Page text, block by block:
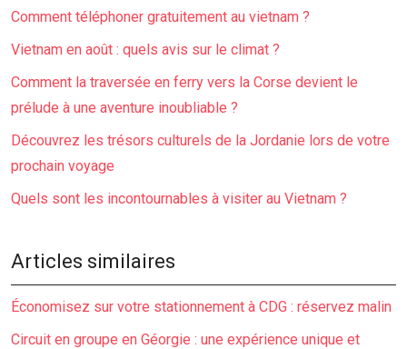
Comment téléphoner gratuitement au vietnam ?
Vietnam en août : quels avis sur le climat ?
Comment la traversée en ferry vers la Corse devient le
prélude à une aventure inoubliable ?
Découvrez les trésors culturels de la Jordanie lors de votre
prochain voyage
Quels sont les incontournables à visiter au Vietnam ?
Articles similaires
Économisez sur votre stationnement à CDG : réservez malin
Circuit en groupe en Géorgie : une expérience unique et